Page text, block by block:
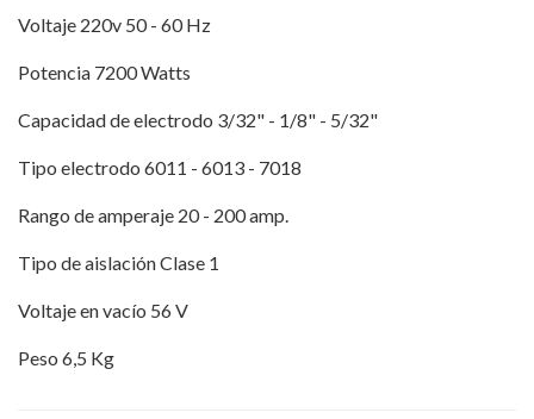
Voltaje 220v 50 - 60 Hz
Potencia 7200 Watts
Capacidad de electrodo 3/32" - 1/8" - 5/32"
Tipo electrodo 6011 - 6013 - 7018
Rango de amperaje 20 - 200 amp.
Tipo de aislación Clase 1
Voltaje en vacío 56 V
Peso 6,5 Kg